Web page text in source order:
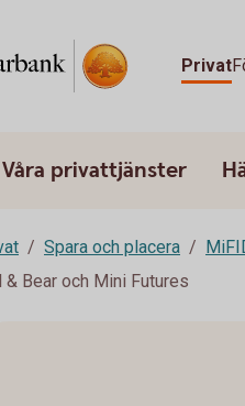
Privat
Våra privattjänster
Spara och placera
& Bear och Mini Futures